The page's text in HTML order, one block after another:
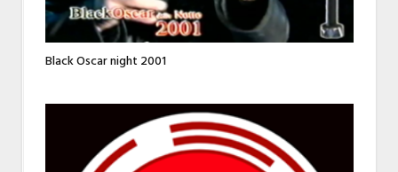
Black Oscar night 2001